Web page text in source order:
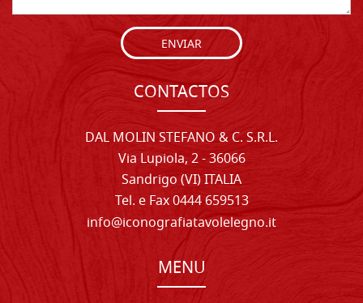
ENVIAR
CONTACTOS
DAL MOLIN STEFANO & C. S.R.L.
Via Lupiola, 2 - 36066
Sandrigo (VI) ITALIA
Tel. e Fax 0444 659513
info@iconografiatavolelegno.it
MENU